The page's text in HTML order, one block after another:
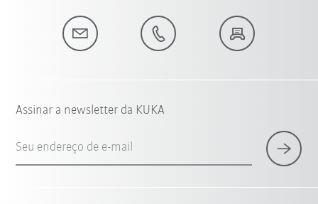
Assinar a newsletter da KUKA
Seu endereço de e-mail